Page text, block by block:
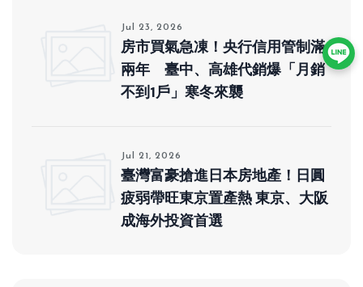
Jul 23, 2026
房市買氣急凍！央行信用管制滿
兩年 臺中、高雄代銷爆「月銷
不到1戶」寒冬來襲
Jul 21, 2026
臺灣富豪搶進日本房地產！日圓
疲弱帶旺東京置產熱 東京、大阪
成海外投資首選